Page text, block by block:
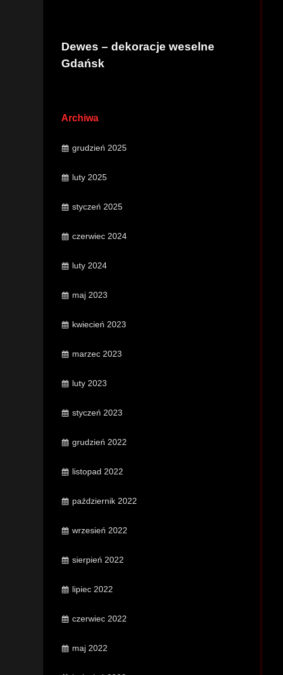
Dewes – dekoracje weselne
Gdańsk
Archiwa
grudzień 2025
luty 2025
styczeń 2025
czerwiec 2024
luty 2024
maj 2023
kwiecień 2023
marzec 2023
luty 2023
styczeń 2023
grudzień 2022
listopad 2022
październik 2022
wrzesień 2022
sierpień 2022
lipiec 2022
czerwiec 2022
maj 2022